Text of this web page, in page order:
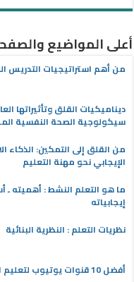
أعلى المواضيع
من أهم استراتيجيات التدريس
ديناميكيات القلق وتأثيراتها
سيكولوجية الصحة النفسية
من القلق إلى التمكين: الذكاء
الإيجابي نحو مهنة التعليم
ما هو التعلم النشط : أهميته ـ
إيجابياته
نظريات التعلم : النظرية البنائية
أفضل 10 قنوات يوتيوب لتعليم اللغة العربية للأطفال